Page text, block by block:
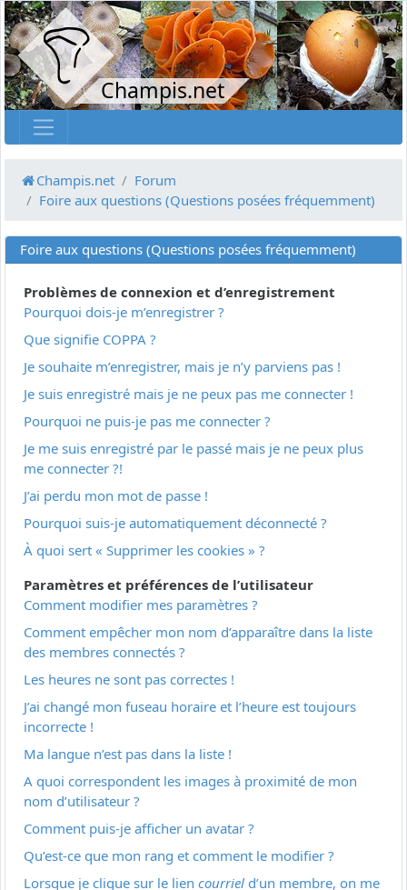
Champis.net
Champis.net
Forum
Foire aux questions (Questions posées fréquemment)
Foire aux questions (Questions posées fréquemment)
Problèmes de connexion et d’enregistrement
Pourquoi dois-je m’enregistrer ?
Que signifie COPPA ?
Je souhaite m’enregistrer, mais je n’y parviens pas !
Je suis enregistré mais je ne peux pas me connecter !
Pourquoi ne puis-je pas me connecter ?
Je me suis enregistré par le passé mais je ne peux plus
me connecter ?!
J’ai perdu mon mot de passe !
Pourquoi suis-je automatiquement déconnecté ?
À quoi sert « Supprimer les cookies » ?
Paramètres et préférences de l’utilisateur
Comment modifier mes paramètres ?
Comment empêcher mon nom d’apparaître dans la liste
des membres connectés ?
Les heures ne sont pas correctes !
J’ai changé mon fuseau horaire et l’heure est toujours
incorrecte !
Ma langue n’est pas dans la liste !
A quoi correspondent les images à proximité de mon
nom d’utilisateur ?
Comment puis-je afficher un avatar ?
Qu’est-ce que mon rang et comment le modifier ?
Lorsque je clique sur le lien courriel d’un membre, on me